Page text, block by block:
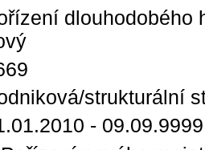
dlouhodobého
strukturální
- 09.09.9999